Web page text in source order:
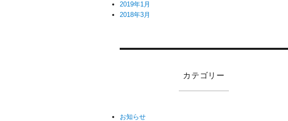
2019年1月
2018年3月
カテゴリー
お知らせ